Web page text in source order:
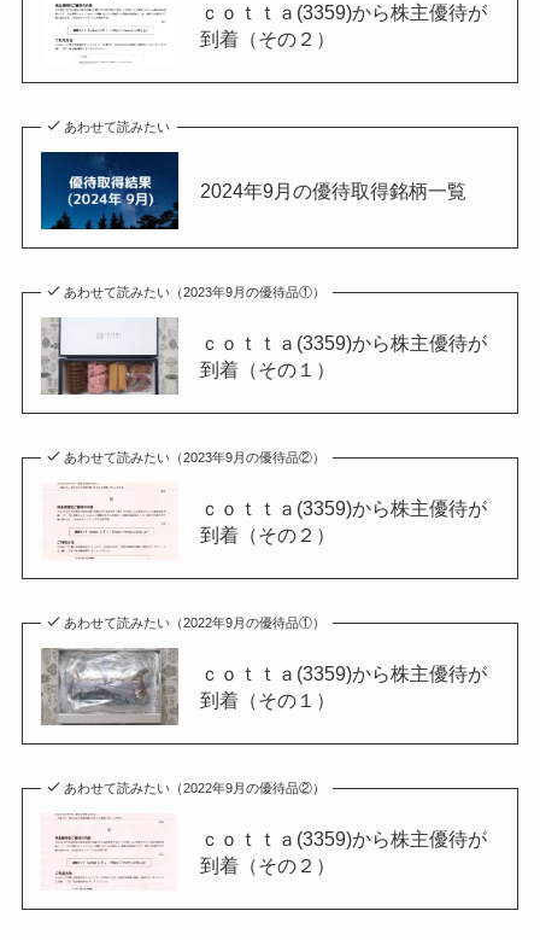
ｃｏｔｔａ(3359)から株主優待が
到着（その２）
あわせて読みたい
2024年9月の優待取得銘柄一覧
あわせて読みたい（2023年9月の優待品①）
ｃｏｔｔａ(3359)から株主優待が
到着（その１）
あわせて読みたい（2023年9月の優待品②）
ｃｏｔｔａ(3359)から株主優待が
到着（その２）
あわせて読みたい（2022年9月の優待品①）
ｃｏｔｔａ(3359)から株主優待が
到着（その１）
あわせて読みたい（2022年9月の優待品②）
ｃｏｔｔａ(3359)から株主優待が
到着（その２）